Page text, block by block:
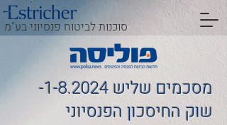
סוכנות לביטוח פנסיוני בע"מ
מסכמים שליש 1-8.2024-
שוק החיסכון הפנסיוני